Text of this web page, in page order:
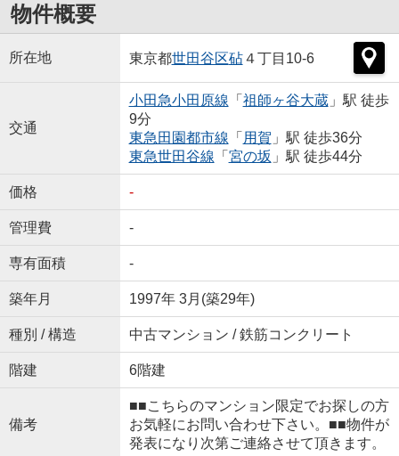
物件概要
所在地 東京都世田谷区砧４丁目10-6
交通
小田急小田原線 「 祖師ヶ谷大蔵」駅 徒歩
9分
東急田園都市線 「 用賀 」駅 徒歩36分
東急世田谷線 「 宮の坂 」駅 徒歩44分
価格 -
管理費 -
専有面積 -
築年月 1997年 3月(築29年)
種別 / 構造 中古マンション / 鉄筋コンクリート
階建 6階建
備考
■■こちらのマンション限定でお探しの方
お気軽にお問い合わせ下さい。■■物件が
発表になり次第ご連絡させて頂きます。